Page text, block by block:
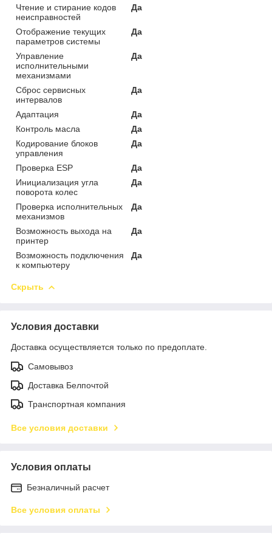
Чтение и стирание кодов
неисправностей
Да
Отображение текущих
параметров системы
Да
Управление
исполнительными
механизмами
Да
Сброс сервисных
интервалов
Да
Адаптация
Да
Контроль масла
Да
Кодирование блоков
управления
Да
Проверка ESP
Да
Инициализация угла
поворота колес
Да
Проверка исполнительных
механизмов
Да
Возможность выхода на
принтер
Да
Возможность подключения
к компьютеру
Да
Скрыть
Условия доставки
Доставка осуществляется только по предоплате.
Самовывоз
Доставка Белпочтой
Транспортная компания
Все условия доставки
Условия оплаты
Безналичный расчет
Все условия оплаты